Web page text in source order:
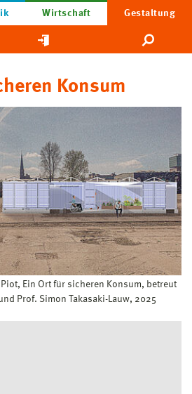
Wirtschaft Gestaltung
Konsum
Ein Ort für sicheren Konsum, betreut
Prof. Simon Takasaki-Lauw, 2025